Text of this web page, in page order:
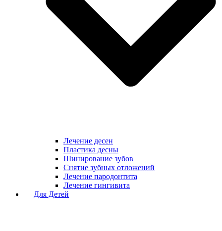
Лечение десен
Пластика десны
Шинирование зубов
Снятие зубных отложений
Лечение пародонтита
Лечение гингивита
Для Детей